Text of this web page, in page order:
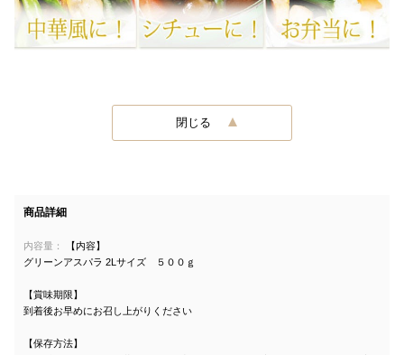
閉じる
商品詳細
内容量：
【内容】
グリーンアスパラ 2Lサイズ ５００ｇ
【賞味期限】
到着後お早めにお召し上がりください
【保存方法】